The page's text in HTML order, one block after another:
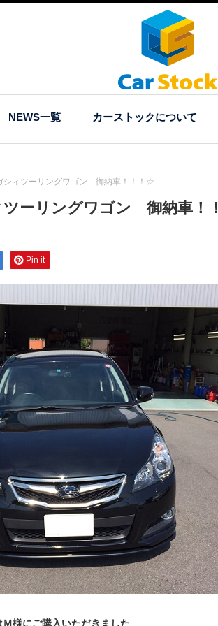
NEWS一覧 カーストックについて
ィツーリングワゴン 御納車！！！☆
ーリングワゴン 御納車！
Pin it
Ｍ様にご購入いただきました